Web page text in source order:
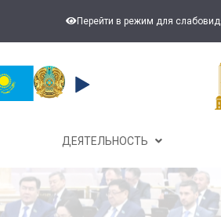
Перейти в режим для
ДЕЯТЕЛЬНОСТЬ